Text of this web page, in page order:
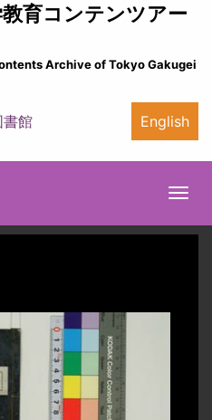
育コンテンツアー
Archive of Tokyo Gakugei
書館
English